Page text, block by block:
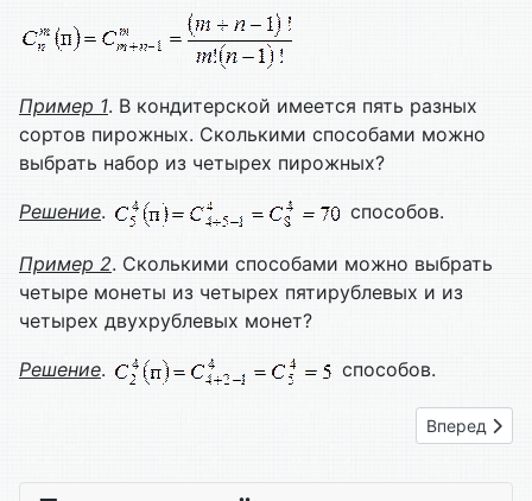
Пример 1. В кондитерской имеется пять разных
сортов пирожных. Сколькими способами можно
выбрать набор из четырех пирожных?
Решение. способов.
Пример 2. Сколькими способами можно выбрать
четыре монеты из четырех пятирублевых и из
четырех двухрублевых монет?
Решение. способов.
Следующий:
Вперед